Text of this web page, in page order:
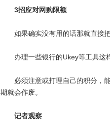
3招应对网购限额
如果确实没有用的话那就直接把
办理一些银行的Ukey等工具这样
必须注意或打理自己的积分，能
期就会作废。
记者观察